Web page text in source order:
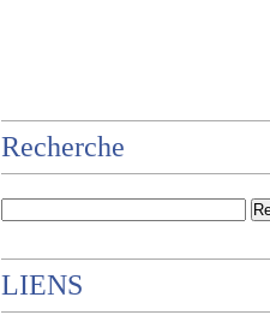
Recherche
LIENS